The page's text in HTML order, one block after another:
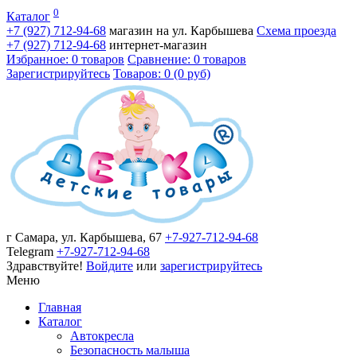
Каталог 0
+7 (927) 712-94-68 магазин на ул. Карбышева Схема проезда
+7 (927) 712-94-68 интернет-магазин
Избранное: 0 товаров Сравнение: 0 товаров
Зарегистрируйтесь Товаров: 0 (0 руб)
г Самара, ул. Карбышева, 67 +7-927-712-94-68
Telegram +7-927-712-94-68
Здравствуйте! Войдите или зарегистрируйтесь
Меню
Главная
Каталог
Автокресла
Безопасность малыша